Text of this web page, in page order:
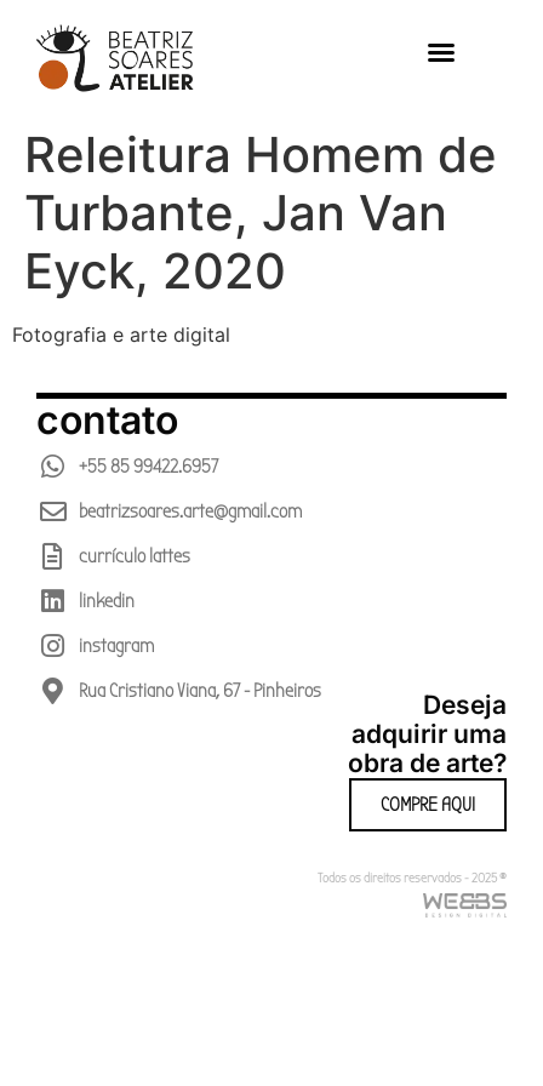
Releitura Homem de
Turbante, Jan Van
Eyck, 2020
Fotografia e arte digital
contato
+55 85 99422.6957
beatrizsoares.arte@gmail.com
currículo lattes
linkedin
instagram
Rua Cristiano Viana, 67 - Pinheiros
Deseja
adquirir uma
obra de arte?
COMPRE AQUI
Todos os direitos reservados - 2025 ®